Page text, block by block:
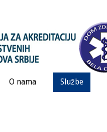
O nama Službe